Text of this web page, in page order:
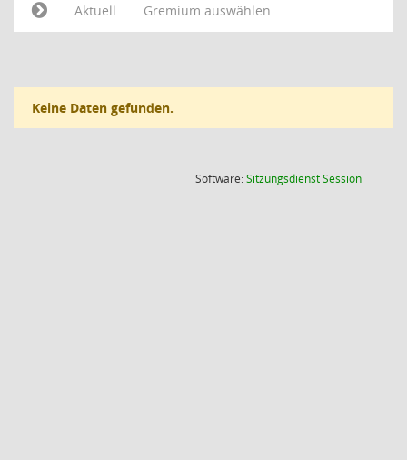
Aktuell
Gremium auswählen
Keine Daten gefunden.
Software:SitzungsdienstSession(Wird in